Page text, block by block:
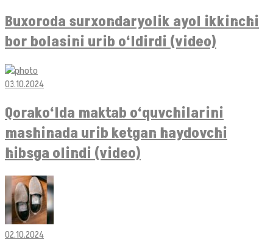
Buxoroda surxondaryolik ayol ikkinchi
bor bolasini urib o‘ldirdi (video)
03.10.2024
Qorako‘lda maktab o‘quvchilarini
mashinada urib ketgan haydovchi
hibsga olindi (video)
02.10.2024